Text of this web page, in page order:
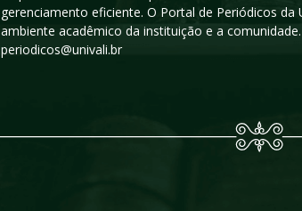
gerenciamento eficiente. O Portal de Periódicos
ambiente acadêmico da instituição e a
periodicos@univali.br